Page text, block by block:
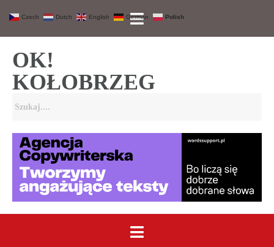
OK!
KOŁOBRZEG
Czech Dutch English German Polish